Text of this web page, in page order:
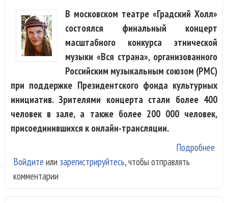
В московском театре «Градский Холл»
состоялся финальный концерт
масштабного конкурса этнической
музыки «Вся страна», организованного
Российским музыкальным союзом (РМС)
при поддержке Президентского фонда культурных
инициатив. Зрителями концерта стали более 400
человек в зале, а также более 200 000 человек,
присоединившихся к онлайн-трансляции.
Подробнее
Войдите или зарегистрируйтесь, чтобы отправлять
комментарии